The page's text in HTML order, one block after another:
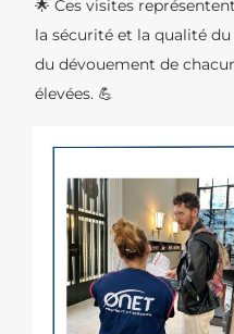
🌟 Ces visites
la sécurité et la qualité
du dévouement de
élevées. 💪